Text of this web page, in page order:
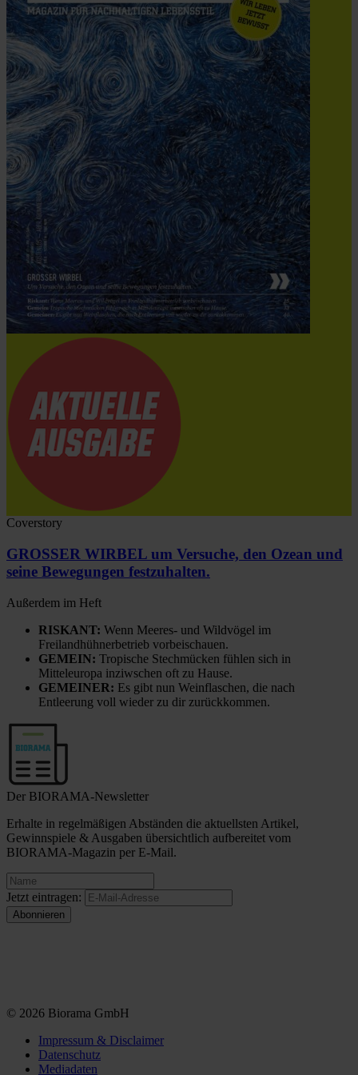
Coverstory
GROSSER WIRBEL um Versuche, den Ozean und
seine Bewegungen festzuhalten.
Außerdem im Heft
RISKANT: Wenn Meeres- und Wildvögel im
Freilandhühnerbetrieb vorbeischauen.
GEMEIN: Tropische Stechmücken fühlen sich in
Mitteleuropa inziwschen oft zu Hause.
GEMEINER: Es gibt nun Weinflaschen, die nach
Entleerung voll wieder zu dir zurückkommen.
Der BIORAMA-Newsletter
Erhalte in regelmäßigen Abständen die aktuellsten Artikel,
Gewinnspiele & Ausgaben übersichtlich aufbereitet vom
BIORAMA-Magazin per E-Mail.
Jetzt eintragen:
© 2026 Biorama GmbH
Impressum & Disclaimer
Datenschutz
Mediadaten